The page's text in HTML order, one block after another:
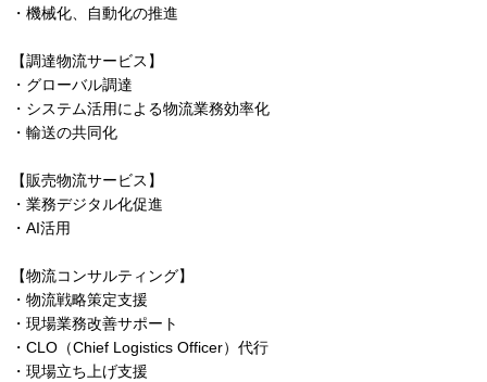
・機械化、自動化の推進
【調達物流サービス】
・グローバル調達
・システム活用による物流業務効率化
・輸送の共同化
【販売物流サービス】
・業務デジタル化促進
・AI活用
【物流コンサルティング】
・物流戦略策定支援
・現場業務改善サポート
・CLO（Chief Logistics Officer）代行
・現場立ち上げ支援